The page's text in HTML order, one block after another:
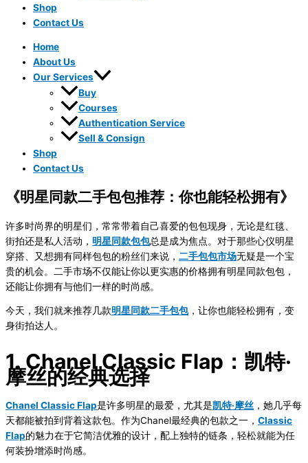
Shop
Contact Us
Home
About Us
Our Services
Buy
Courses
Authentication Service
Sell & Consign
Shop
Contact Us
《明星同款二手包包推荐：你也能轻松拥有》
许多时尚界的明星们，常常带着自己喜爱的包包现身，无论是红毯、
街拍还是私人活动， 明星同款包包总是成为焦点。对于那些心仪明星
穿搭、又想拥有同样包包的粉丝们来说， 二手包包市场无疑是一个宝
贵的机会。二手市场不仅能让你以更实惠的价格拥有明星同款包包，
还能让你拥有与他们一样的时尚感。
今天，我们就来推荐几款明星同款二手包包，让你也能轻松拥有，变
身街拍达人。
1. Chanel Classic Flap：凯特·
摩丝的经典选择
Chanel Classic Flap是许多明星的最爱，尤其是凯特·摩丝 ，她几乎每
天都能被拍到背着这款包。作为Chanel最经典的包款之一， Classic
Flap的魅力在于它简洁优雅的设计，配上独特的链条，轻松就能为任
何装扮增添时尚感。